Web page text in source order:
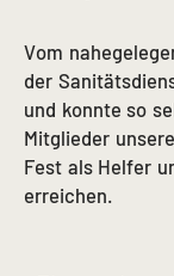
Vom
der
und konnte so
Mitglieder
Fest als Helfer
erreichen.